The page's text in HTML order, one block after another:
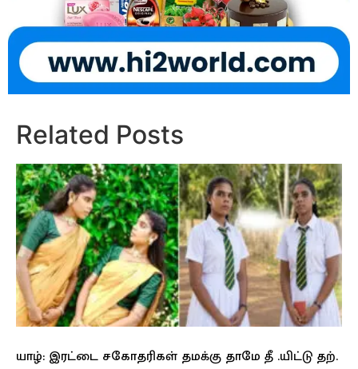
Related Posts
யாழ்: இரட்டை சகோதரிகள் தமக்கு தாமே தீ .யிட்டு தற்.